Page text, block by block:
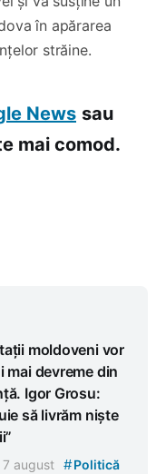
în apărarea
străine.
News sau
mai comod.
moldoveni vor
mai devreme din
Igor Grosu:
să livrăm niște
7 august #Politică